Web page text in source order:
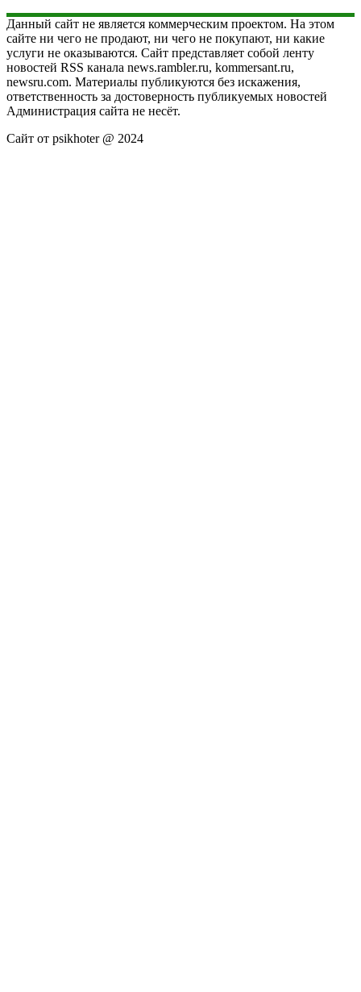
Данный сайт не является коммерческим проектом. На этом
сайте ни чего не продают, ни чего не покупают, ни какие
услуги не оказываются. Сайт представляет собой ленту
новостей RSS канала news.rambler.ru, kommersant.ru,
newsru.com. Материалы публикуются без искажения,
ответственность за достоверность публикуемых новостей
Администрация сайта не несёт.
Сайт от psikhoter @ 2024